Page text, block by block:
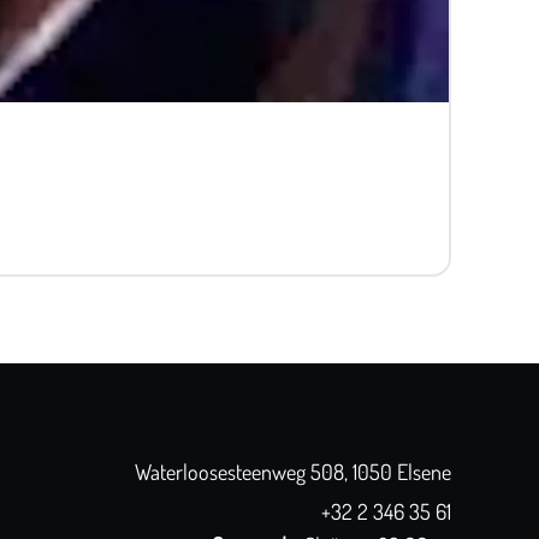
Waterloosesteenweg 508, 1050 Elsene
+32 2 346 35 61